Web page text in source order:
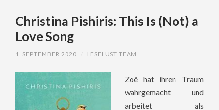
CONTENTChristina Pishiris: This Is (Not) a
Love Song
1. SEPTEMBER 2020 LESELUST TEAM
Zoë hat ihren Traum
wahrgemacht und
arbeitet als